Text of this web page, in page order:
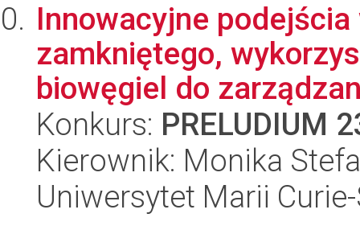
Innowacyjne
zamkniętego,
biowęgiel do
Konkurs: PRELUDIUM
Kierownik: Monika
Uniwersytet Marii